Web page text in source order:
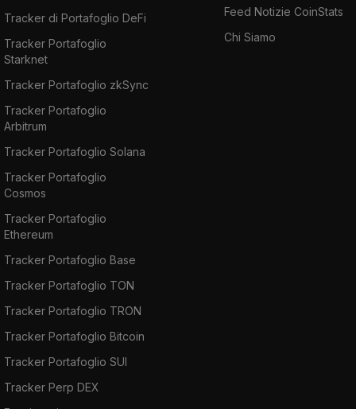
Tracker di Portafoglio DeFi
Tracker Portafoglio
Starknet
Tracker Portafoglio zkSync
Tracker Portafoglio
Arbitrum
Tracker Portafoglio Solana
Tracker Portafoglio
Cosmos
Tracker Portafoglio
Ethereum
Tracker Portafoglio Base
Tracker Portafoglio TON
Tracker Portafoglio TRON
Tracker Portafoglio Bitcoin
Tracker Portafoglio SUI
Tracker Perp DEX
Feed Notizie CoinStats
Chi Siamo